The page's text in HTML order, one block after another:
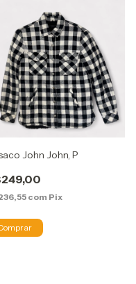
John John, P
com Pix